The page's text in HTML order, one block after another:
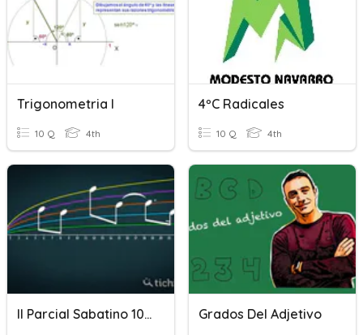
Trigonometria I
10 Q 4th
4ºC Radicales
10 Q 4th
II Parcial Sabatino 10 Grado Grados Del Adjetivo